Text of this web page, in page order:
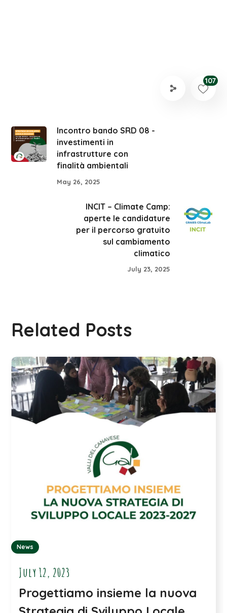
107
Incontro bando SRD 08 -
investimenti in
infrastrutture con
finalità ambientali
May 26, 2025
INCIT – Climate Camp:
aperte le candidature
per il percorso gratuito
sul cambiamento
climatico
July 23, 2025
Related Posts
News
July 12, 2023
Progettiamo insieme la nuova